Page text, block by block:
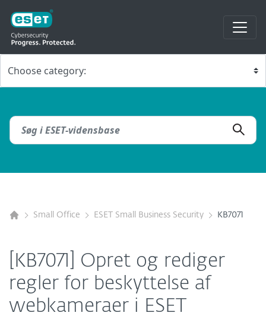
Small Office ESET Small Business Security KB7071
[KB7071] Opret og rediger
regler for beskyttelse af
webkameraer i ESET